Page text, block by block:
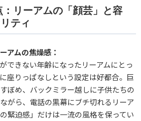
リーアムの「顔芸」と容
ティ
アムの焦燥感：
できない年齢になったリーアムにとっ
座りっぱなしという設定は好都合。巨
ぼめ、バックミラー越しに子供たちの
がら、電話の黒幕にブチ切れるリーア
緊迫感」だけは一流の風格を保ってい